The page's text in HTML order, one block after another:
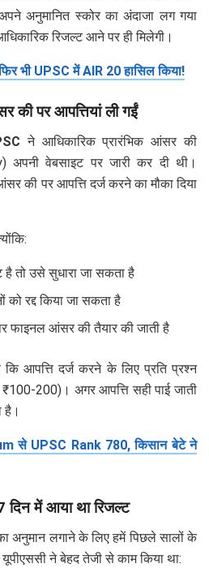
अनुमानित स्कोर का अंदाजा लग गया
रिजल्ट आने पर ही मिलेगी।
भी UPSC में AIR 20 हासिल किया!
पर आपत्तियां ली गईं
ने आधिकारिक प्रारंभिक आंसर की
अपनी वेबसाइट पर जारी कर दी थी।
की पर आपत्ति दर्ज करने का मौका दिया
है तो उसे सुधारा जा सकता है
को रद्द किया जा सकता है
फाइनल आंसर की तैयार की जाती है
कि आपत्ति दर्ज करने के लिए प्रति प्रश्न
200)। अगर आपत्ति सही पाई जाती
है।
से UPSC Rank 780, किसान बेटे ने
दिन में आया था रिजल्ट
अनुमान लगाने के लिए हमें पिछले सालों के
ने बेहद तेजी से काम किया था: